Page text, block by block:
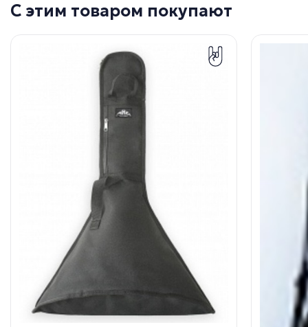
С этим товаром покупают